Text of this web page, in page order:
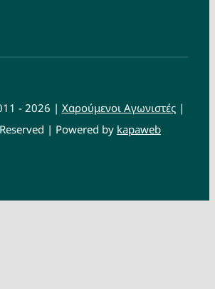
- 2026 | Χαρούμενοι Αγωνιστές|
| Powered by kapaweb